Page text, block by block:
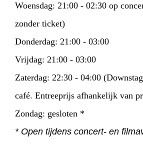
Woensdag: 21:00 - 02:30 op
zonder ticket)
Donderdag: 21:00 - 03:00
Vrijdag: 21:00 - 03:00
Zaterdag: 22:30 - 04:00
café. Entreeprijs afhankelijk van
Zondag: gesloten *
* Open tijdens concert- en